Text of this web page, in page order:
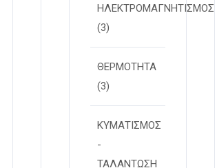
ΗΛΕΚΤΡΟΜΑΓΝΗΤΙΣΜΟΣ
(3)
ΘΕΡΜΟΤΗΤΑ
(3)
ΚΥΜΑΤΙΣΜΟΣ
-
ΤΑΛΑΝΤΩΣΗ